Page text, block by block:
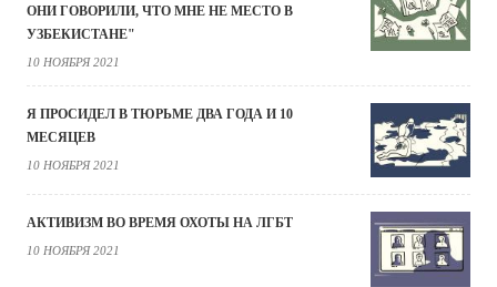
ОНИ ГОВОРИЛИ, ЧТО МНЕ НЕ МЕСТО В
УЗБЕКИСТАНЕ"
10 НОЯБРЯ 2021
Я ПРОСИДЕЛ В ТЮРЬМЕ ДВА ГОДА И 10
МЕСЯЦЕВ
10 НОЯБРЯ 2021
АКТИВИЗМ ВО ВРЕМЯ ОХОТЫ НА ЛГБТ
10 НОЯБРЯ 2021